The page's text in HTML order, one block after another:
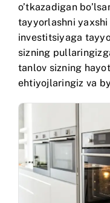
o’tkazadigan
tayyorlashni yaxshi
investitsiyaga
sizning
tanlov sizning
ehtiyojlaringiz va